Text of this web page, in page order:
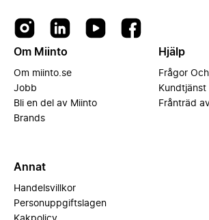
Om Miinto
Om miinto.se
Jobb
Bli en del av Miinto
Brands
Hjälp
Frågor
Kundtjänst
Frånträd
Annat
Handelsvillkor
Personuppgiftslagen